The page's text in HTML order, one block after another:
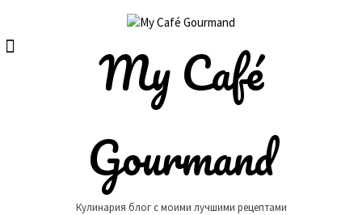
content
My Café
Gourmand
Кулинария блог с моими лучшими рецептами